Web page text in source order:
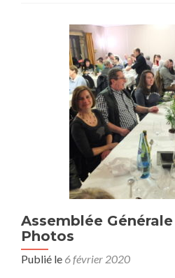
Assemblée Générale
Photos
Publié le 6 février 2020